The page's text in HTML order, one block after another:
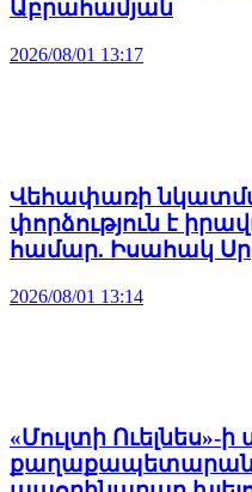
Աբրահամյան
2026/08/01 13:17
Վեհափառի
փորձություն է
համար. Իսահակ
2026/08/01 13:14
«Մուլտի Ուելնես»-